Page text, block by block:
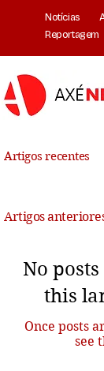
Notícias
Reportagem
Artigos recentes
Artigos
No
this
Once posts
see